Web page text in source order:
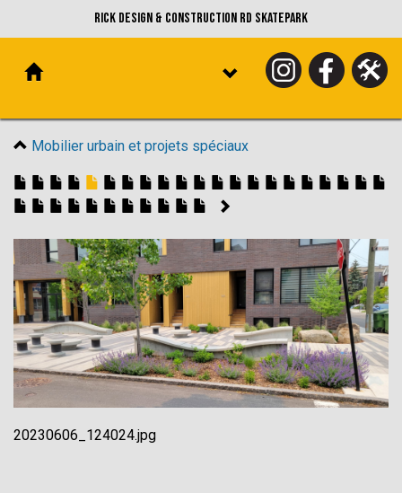
Rick Design & Construction RD Skatepark
Mobilier urbain et projets spéciaux
20230606_124024.jpg